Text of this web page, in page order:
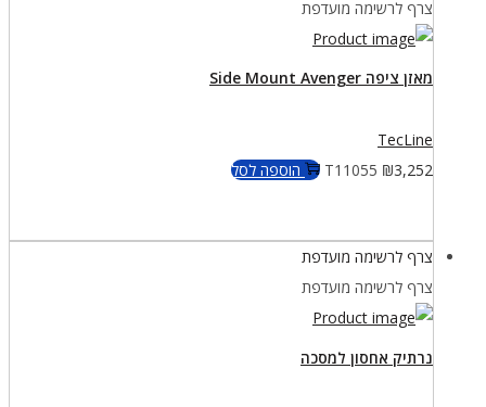
צרף לרשימה מועדפת
מאזן ציפה Side Mount Avenger
TecLine
T11055 ₪3,252 הוספה לסל
צרף לרשימה מועדפת
צרף לרשימה מועדפת
נרתיק אחסון למסכה